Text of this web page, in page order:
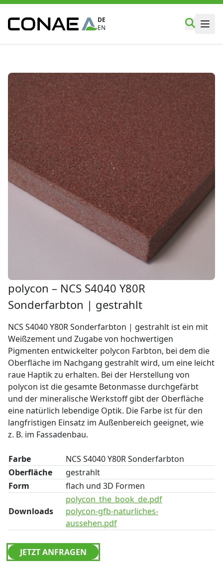
DE
EN
polycon – NCS S4040 Y80R
Sonderfarbton | gestrahlt
NCS S4040 Y80R Sonderfarbton | gestrahlt ist ein mit
Weißzement und Zugabe von hochwertigen
Pigmenten entwickelter polycon Farbton, bei dem die
Oberfläche im Nachgang gestrahlt wird, um eine leicht
raue Haptik zu erhalten. Bei der Herstellung von
polycon ist die gesamte Betonmasse durchgefärbt
und der mineralische Werkstoff gibt der Oberfläche
eine natürlich lebendige Optik. Die Farbe ist für den
langfristigen Einsatz im Außenbereich geeignet, wie
z. B. im Fassadenbau.
Farbe
NCS S4040 Y80R Sonderfarbton
Oberfläche
gestrahlt
Form
flach und 3D Formen
Downloads
polycon_the_book_de.pdf
polycon-gfb-naturliches-
aussehen.pdf
JETZT ANFRAGEN